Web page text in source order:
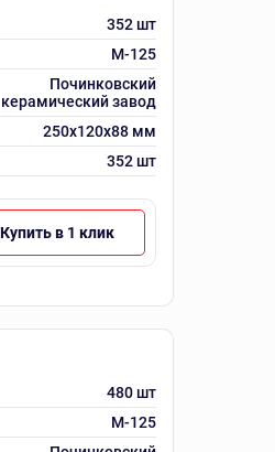
352 шт
M-125
Починковский
керамический завод
250х120х88 мм
352 шт
Купить в 1 клик
480 шт
M-125